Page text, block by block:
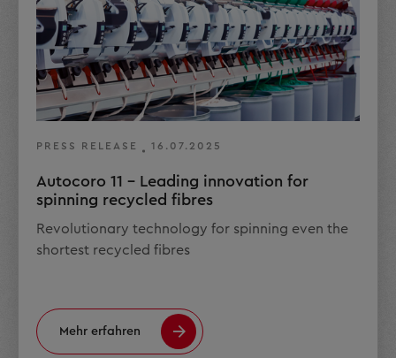
PRESS RELEASE 16.07.2025
Autocoro 11 - Leading innovation for
spinning recycled fibres
Revolutionary technology for spinning even the
shortest recycled fibres
Mehr erfahren